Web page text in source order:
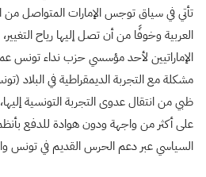
تأتي في سياق توجس الإمارات المتواصل من
العربية وخوفًا من أن تصل إليها رياح
الإماراتيين لأحد مؤسسي حزب نداء تونس
مشكلة مع التجربة الديمقراطية في البلاد
ظبي من انتقال عدوى التجربة التونسية
على أكثر من واجهة ودون هوادة للدفع
السياسي عبر دعم الحرس القديم في تونس